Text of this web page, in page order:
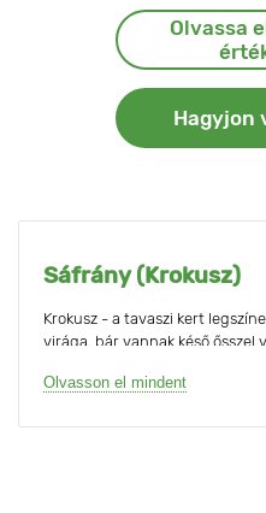
Olvassa
Hagyjon
Sáfrány (Krokusz)
Krokusz - a tavaszi kert
virága, bár vannak késő ősszel
A sokféle színben pompázó,
Olvasson el mindent